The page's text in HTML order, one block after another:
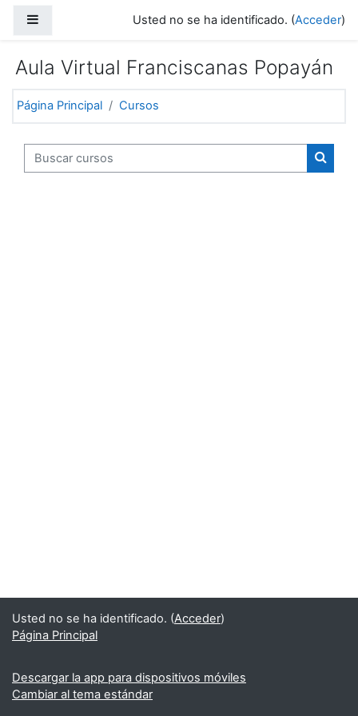
Usted no se ha identificado. (Acceder)
Aula Virtual Franciscanas Popayán
Página Principal Cursos
Buscar cursos
Usted no se ha identificado. (Acceder)
Página Principal
Descargar la app para dispositivos móviles
Cambiar al tema estándar